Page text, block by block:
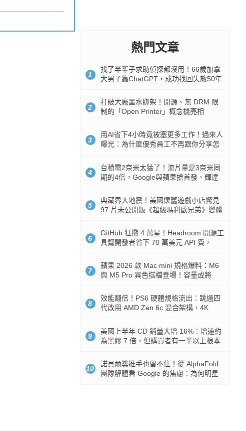
熱門文章
1
找了半輩子求助偵探都沒用！66歲加拿
大男子靠ChatGPT，成功找回失散50年
2
打破大廠墨水綁架！開源、無 DRM 限
制的「Open Printer」概念機亮相
3
用AI省下4小時竟被塞更多工作！過來人
曝光：為什麼優秀員工不再跟你分享怎
4
台積電2奈米太猛了！流片量是3奈米同
期的4倍，Google與蘋果搶首發、輝達
5
典藏界大地震！美國懷舊遊戲小店驚見
97 片未公開版《超級瑪利歐兄弟》變體
6
GitHub 狂攬 4 萬星！Headroom 開源工
具幫開發者省下 70 萬美元 API 費，
7
蘋果 2026 款 Mac mini 規格爆料：M6
與 M5 Pro 異色搭檔登場！容量或將
8
效能翻倍！PS6 硬體規格流出：跳過四
代改用 AMD Zen 6c 混合架構，4K
9
美國上半年 CD 銷量大增 16%：增速約
為黑膠 7 倍，但購買者有一半以上根本
10
諾貝爾獎推手也留不住！從 AlphaFold
團隊解體看 Google 的焦慮：為何明星